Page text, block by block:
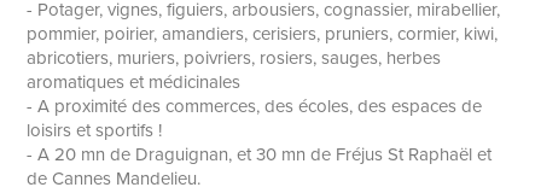
- Potager, vignes, figuiers, arbousiers, cognassier, mirabellier,
pommier, poirier, amandiers, cerisiers, pruniers, cormier, kiwi,
abricotiers, muriers, poivriers, rosiers, sauges, herbes
aromatiques et médicinales
- A proximité des commerces, des écoles, des espaces de
loisirs et sportifs !
- A 20 mn de Draguignan, et 30 mn de Fréjus St Raphaël et
de Cannes Mandelieu.